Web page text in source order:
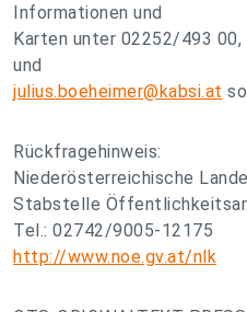
Informationen und
Karten unter 02252/493 00,
und
julius.boeheimer@kabsi.at
Rückfragehinweis:
Niederösterreichische
Stabstelle
Tel.: 02742/9005-12175
http://www.noe.gv.at/nlk